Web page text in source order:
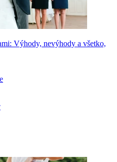
Výhody, nevýhody a všetko,